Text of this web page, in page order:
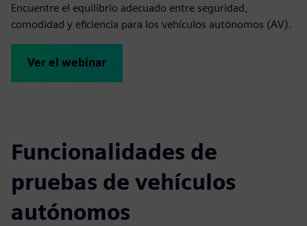
Encuentre el equilibrio adecuado entre seguridad,
comodidad y eficiencia para los vehículos autónomos (AV).
Ver el webinar
Funcionalidades de
pruebas de vehículos
autónomos